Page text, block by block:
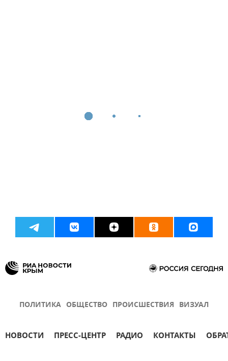
ПОЛИТИКА ОБЩЕСТВО ПРОИСШЕСТВИЯ ВИЗУАЛ
НОВОСТИ ПРЕСС-ЦЕНТР РАДИО КОНТАКТЫ